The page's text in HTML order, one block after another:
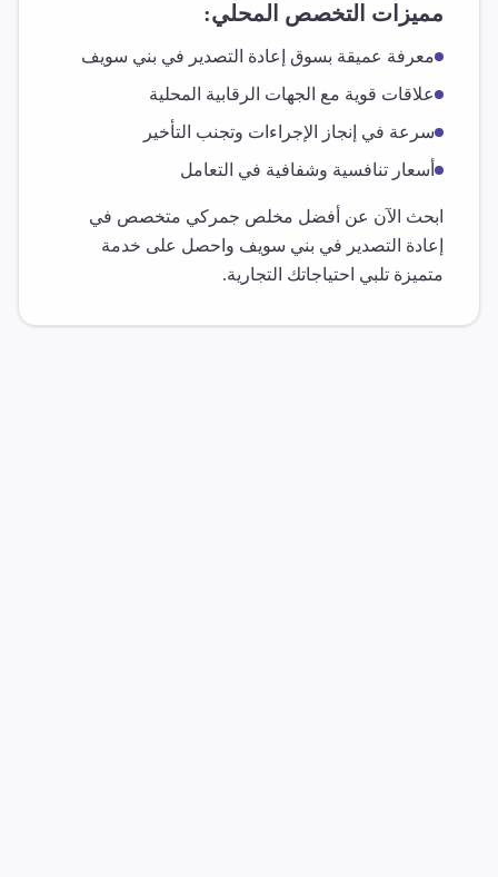
مميزات التخصص المحلي:
معرفة عميقة بسوق إعادة التصدير في بني سويف
علاقات قوية مع الجهات الرقابية المحلية
سرعة في إنجاز الإجراءات وتجنب التأخير
أسعار تنافسية وشفافية في التعامل
ابحث الآن عن أفضل مخلص جمركي متخصص في
إعادة التصدير في بني سويف واحصل على خدمة
متميزة تلبي احتياجاتك التجارية.